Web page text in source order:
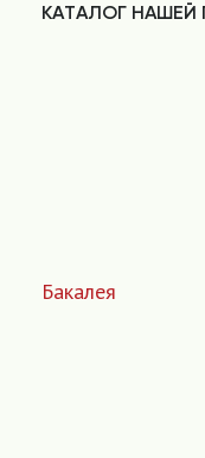
КАТАЛОГ НАШЕЙ
Бакалея